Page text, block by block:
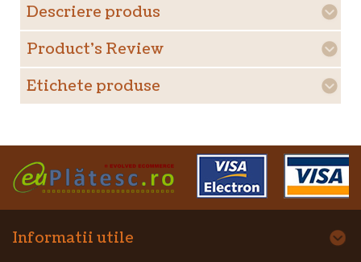
Descriere produs
Product's Review
Etichete produse
Informatii utile